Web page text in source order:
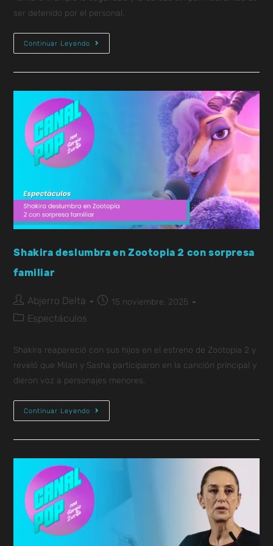
ser detenido por el personal.
Continuar Leyendo
Shakira deslumbra en Zootopia 2 con sorpresa
familiar
Abjerro Delta 15 noviembre, 2025
Espectáculos
Shakira reapareció con sus hijos en el estreno de Zootopia 2 y
reveló que Milan y Sasha participaron en la canción principal y
dieron voz a personajes menores.
Continuar Leyendo